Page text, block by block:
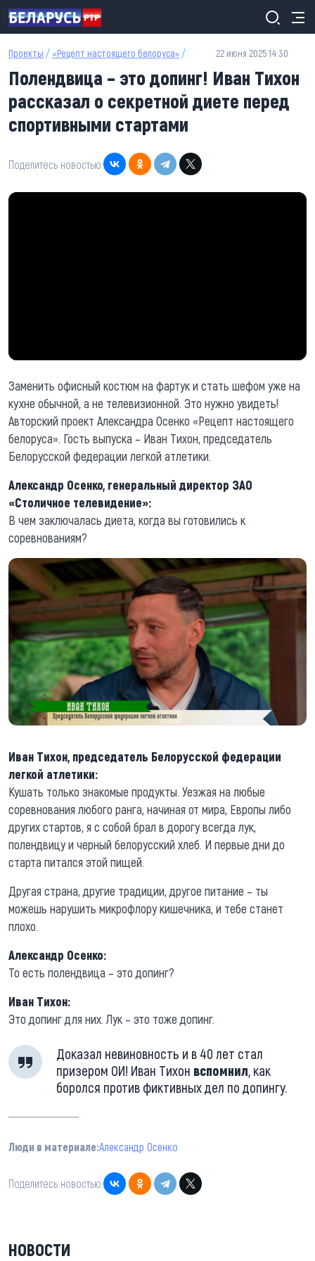
Перейти к основному содержанию
Проекты / «Рецепт настоящего белоруса» / 22 июня 2025 14:30
Полендвица – это допинг! Иван Тихон
рассказал о секретной диете перед
спортивными стартами
Поделитесь новостью:
Заменить офисный костюм на фартук и стать шефом уже на
кухне обычной, а не телевизионной. Это нужно увидеть!
Авторский проект Александра Осенко «Рецепт настоящего
белоруса». Гость выпуска – Иван Тихон, председатель
Белорусской федерации легкой атлетики.
Александр Осенко, генеральный директор ЗАО
«Столичное телевидение»:
В чем заключалась диета, когда вы готовились к
соревнованиям?
Иван Тихон, председатель Белорусской федерации
легкой атлетики:
Кушать только знакомые продукты. Уезжая на любые
соревнования любого ранга, начиная от мира, Европы либо
других стартов, я с собой брал в дорогу всегда лук,
полендвицу и черный белорусский хлеб. И первые дни до
старта питался этой пищей.
Другая страна, другие традиции, другое питание – ты
можешь нарушить микрофлору кишечника, и тебе станет
плохо.
Александр Осенко:
То есть полендвица – это допинг?
Иван Тихон:
Это допинг для них. Лук – это тоже допинг.
Доказал невиновность и в 40 лет стал
призером ОИ! Иван Тихон вспомнил, как
боролся против фиктивных дел по допингу.
Люди в материале:Александр Осенко
Поделитесь новостью:
НОВОСТИ